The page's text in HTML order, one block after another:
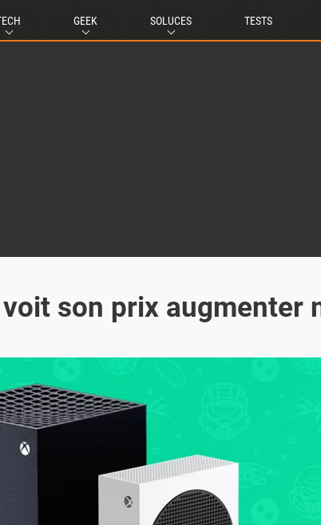
GEEK SOLUCES TESTS
son prix augmenter